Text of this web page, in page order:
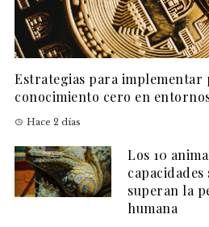
Estrategias para implementar
conocimiento cero en
Hace 2 días
Los 10
capacidades
superan la
humana